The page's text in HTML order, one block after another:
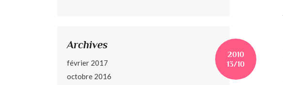
Archives
février 2017
octobre 2016
2010
13/10